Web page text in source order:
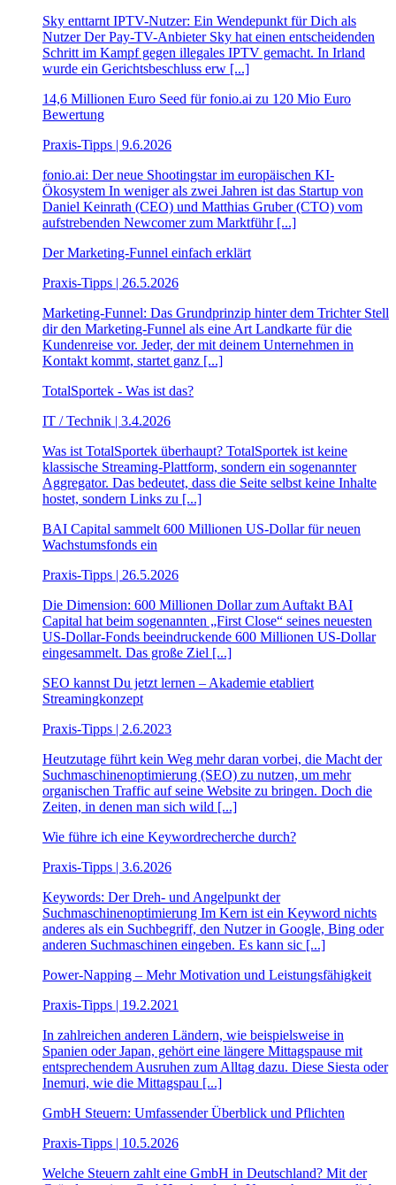
Sky enttarnt IPTV-Nutzer: Ein Wendepunkt für Dich als
Nutzer Der Pay-TV-Anbieter Sky hat einen entscheidenden
Schritt im Kampf gegen illegales IPTV gemacht. In Irland
wurde ein Gerichtsbeschluss erw [...]
14,6 Millionen Euro Seed für fonio.ai zu 120 Mio Euro
Bewertung
Praxis-Tipps | 9.6.2026
fonio.ai: Der neue Shootingstar im europäischen KI-
Ökosystem In weniger als zwei Jahren ist das Startup von
Daniel Keinrath (CEO) und Matthias Gruber (CTO) vom
aufstrebenden Newcomer zum Marktführ [...]
Der Marketing-Funnel einfach erklärt
Praxis-Tipps | 26.5.2026
Marketing-Funnel: Das Grundprinzip hinter dem Trichter Stell
dir den Marketing-Funnel als eine Art Landkarte für die
Kundenreise vor. Jeder, der mit deinem Unternehmen in
Kontakt kommt, startet ganz [...]
TotalSportek - Was ist das?
IT / Technik | 3.4.2026
Was ist TotalSportek überhaupt? TotalSportek ist keine
klassische Streaming-Plattform, sondern ein sogenannter
Aggregator. Das bedeutet, dass die Seite selbst keine Inhalte
hostet, sondern Links zu [...]
BAI Capital sammelt 600 Millionen US-Dollar für neuen
Wachstumsfonds ein
Praxis-Tipps | 26.5.2026
Die Dimension: 600 Millionen Dollar zum Auftakt BAI
Capital hat beim sogenannten „First Close“ seines neuesten
US-Dollar-Fonds beeindruckende 600 Millionen US-Dollar
eingesammelt. Das große Ziel [...]
SEO kannst Du jetzt lernen – Akademie etabliert
Streamingkonzept
Praxis-Tipps | 2.6.2023
Heutzutage führt kein Weg mehr daran vorbei, die Macht der
Suchmaschinenoptimierung (SEO) zu nutzen, um mehr
organischen Traffic auf seine Website zu bringen. Doch die
Zeiten, in denen man sich wild [...]
Wie führe ich eine Keywordrecherche durch?
Praxis-Tipps | 3.6.2026
Keywords: Der Dreh- und Angelpunkt der
Suchmaschinenoptimierung Im Kern ist ein Keyword nichts
anderes als ein Suchbegriff, den Nutzer in Google, Bing oder
anderen Suchmaschinen eingeben. Es kann sic [...]
Power-Napping – Mehr Motivation und Leistungsfähigkeit
Praxis-Tipps | 19.2.2021
In zahlreichen anderen Ländern, wie beispielsweise in
Spanien oder Japan, gehört eine längere Mittagspause mit
entsprechendem Ausruhen zum Alltag dazu. Diese Siesta oder
Inemuri, wie die Mittagspau [...]
GmbH Steuern: Umfassender Überblick und Pflichten
Praxis-Tipps | 10.5.2026
Welche Steuern zahlt eine GmbH in Deutschland? Mit der